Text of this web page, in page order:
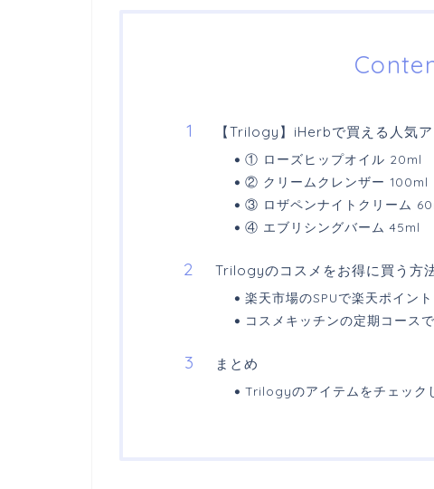
【Trilogy】iHerbで買える人気
① ローズヒップオイル 20ml
② クリームクレンザー 100ml
③ ロザペンナイトクリーム
④ エブリシングバーム 45ml
Trilogyのコスメをお得に買う方
楽天市場のSPUで楽天ポイン
コスメキッチンの定期コース
まとめ
Trilogyのアイテムをチェック